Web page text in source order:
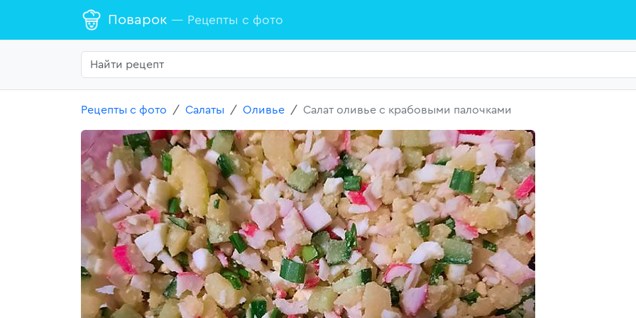
Поварок — Рецепты с фото
Рецепты с фото Салаты Оливье Салат оливье с крабовыми палочками